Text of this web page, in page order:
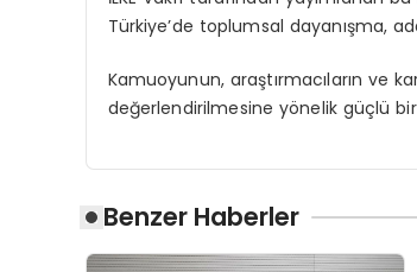
Türkiye’de toplumsal dayanışma,
Kamuoyunun, araştırmacıların ve
değerlendirilmesine yönelik güçlü
Benzer Haberler